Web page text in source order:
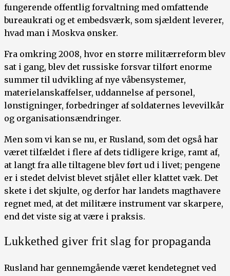
fungerende offentlig forvaltning med omfattende
bureaukrati og et embedsværk, som sjældent leverer,
hvad man i Moskva ønsker.
Fra omkring 2008, hvor en større militærreform blev
sat i gang, blev det russiske forsvar tilført enorme
summer til udvikling af nye våbensystemer,
materielanskaffelser, uddannelse af personel,
lønstigninger, forbedringer af soldaternes levevilkår
og organisationsændringer.
Men som vi kan se nu, er Rusland, som det også har
været tilfældet i flere af dets tidligere krige, ramt af,
at langt fra alle tiltagene blev ført ud i livet; pengene
er i stedet delvist blevet stjålet eller klattet væk. Det
skete i det skjulte, og derfor har landets magthavere
regnet med, at det militære instrument var skarpere,
end det viste sig at være i praksis.
Lukkethed giver frit slag for propaganda
Rusland har gennemgående været kendetegnet ved